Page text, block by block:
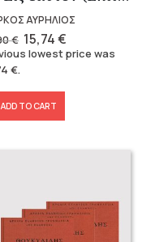
ΑΥΡΗΛΙΟΣ
€ Original
price
was:
15,74€Current
price
is:
lowest price was
€.
ADD TO CART